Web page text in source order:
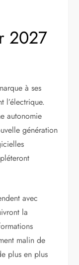
2027
à ses
l’électrique.
autonomie
génération
avec
la
malin de
plus en plus